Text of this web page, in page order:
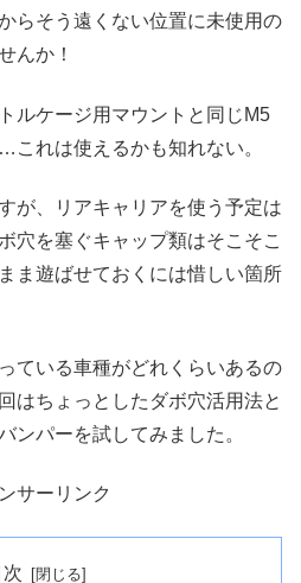
らそう遠くない位置に未使用の
んか！
ルケージ用マウントと同じM5
れは使えるかも知れない。
が、リアキャリアを使う予定は
穴を塞ぐキャップ類はそこそこ
ま遊ばせておくには惜しい箇所
ている車種がどれくらいあるの
はちょっとしたダボ穴活用法と
ンパーを試してみました。
サーリンク
次